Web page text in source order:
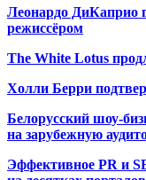
Леонардо ДиКаприо
режиссёром
The White Lotus
Холли Берри
Белорусский шоу-
на зарубежную
Эффективное PR и